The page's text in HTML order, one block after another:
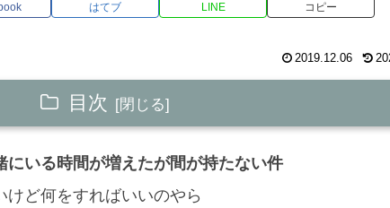
はてブ LINE コピー
2019.12.06
目次
にいる時間が増えたが間が持たない件
けど何をすればいいのやら